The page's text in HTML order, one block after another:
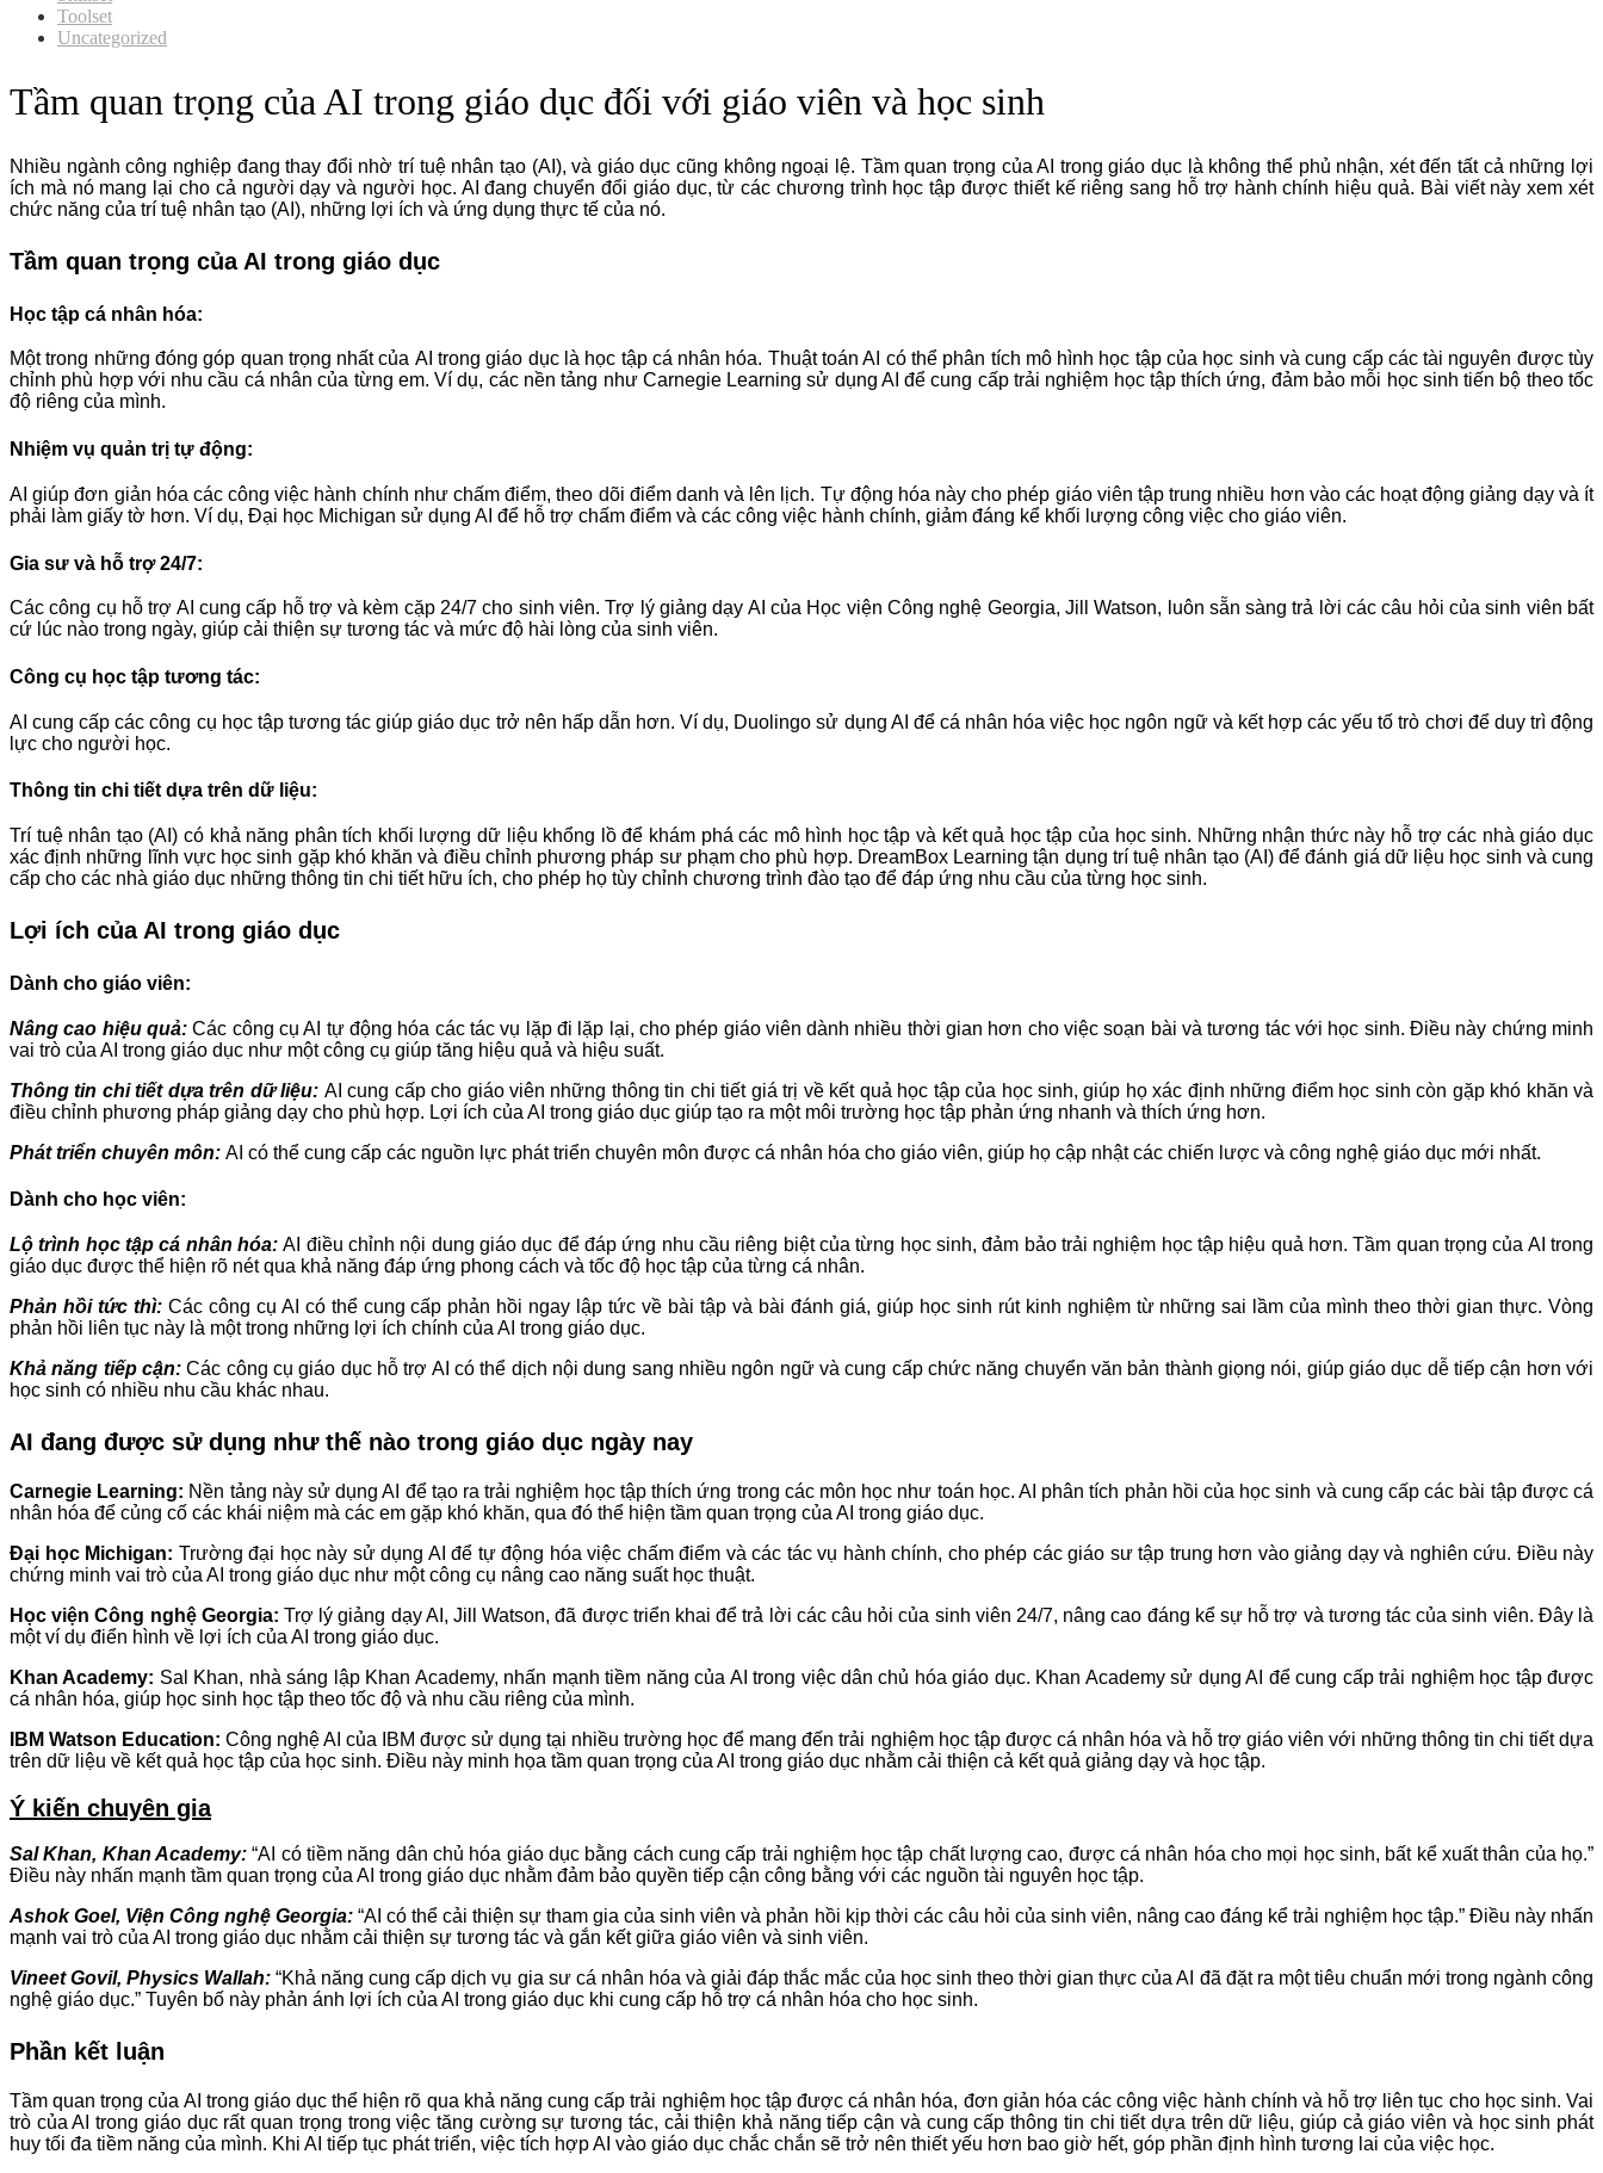
Toolset
Uncategorized
Tầm quan trọng của AI trong giáo dục đối với giáo viên và học sinh
Nhiều ngành công nghiệp đang thay đổi nhờ trí tuệ nhân tạo (AI), và giáo dục cũng không ngoại lệ. Tầm quan trọng của AI trong giáo dục là không thể phủ nhận, xét đến tất cả những lợi
ích mà nó mang lại cho cả người dạy và người học. AI đang chuyển đổi giáo dục, từ các chương trình học tập được thiết kế riêng sang hỗ trợ hành chính hiệu quả. Bài viết này xem xét
chức năng của trí tuệ nhân tạo (AI), những lợi ích và ứng dụng thực tế của nó.
Tầm quan trọng của AI trong giáo dục
Học tập cá nhân hóa:
Một trong những đóng góp quan trọng nhất của AI trong giáo dụclà học tập cá nhân hóa. Thuật toán AI có thể phân tích mô hình học tập của học sinh và cung cấp các tài nguyên được tùy
chỉnh phù hợp với nhu cầu cá nhân của từng em. Ví dụ, các nền tảng như Carnegie Learning sử dụng AI để cung cấp trải nghiệm học tập thích ứng, đảm bảo mỗi học sinh tiến bộ theo tốc
độ riêng của mình.
Nhiệm vụ quản trị tự động:
AI giúp đơn giản hóa các công việc hành chính như chấm điểm, theo dõi điểm danh và lên lịch. Tự động hóa này cho phép giáo viên tập trung nhiều hơn vào các hoạt động giảng dạy và ít
phải làm giấy tờ hơn. Ví dụ, Đại học Michigan sử dụng AI để hỗ trợ chấm điểm và các công việc hành chính, giảm đáng kể khối lượng công việc cho giáo viên.
Gia sư và hỗ trợ 24/7:
Các công cụ hỗ trợ AI cung cấp hỗ trợ và kèm cặp 24/7 cho sinh viên. Trợ lý giảng dạy AI của Học viện Công nghệ Georgia, Jill Watson, luôn sẵn sàng trả lời các câu hỏi của sinh viên bất
cứ lúc nào trong ngày, giúp cải thiện sự tương tác và mức độ hài lòng của sinh viên.
Công cụ học tập tương tác:
AI cung cấp các công cụ học tập tương tác giúp giáo dục trở nên hấp dẫn hơn. Ví dụ, Duolingo sử dụng AI để cá nhân hóa việc học ngôn ngữ và kết hợp các yếu tố trò chơi để duy trì động
lực cho người học.
Thông tin chi tiết dựa trên dữ liệu:
Trí tuệ nhân tạo (AI) có khả năng phân tích khối lượng dữ liệu khổng lồ để khám phá các mô hình học tập và kết quả học tập của học sinh. Những nhận thức này hỗ trợ các nhà giáo dục
xác định những lĩnh vực học sinh gặp khó khăn và điều chỉnh phương pháp sư phạm cho phù hợp. DreamBox Learning tận dụng trí tuệ nhân tạo (AI) để đánh giá dữ liệu học sinh và cung
cấp cho các nhà giáo dục những thông tin chi tiết hữu ích, cho phép họ tùy chỉnh chương trình đào tạo để đáp ứng nhu cầu của từng học sinh.
Lợi ích của AI trong giáo dục
Dành cho giáo viên:
Nâng cao hiệu quả:Các công cụ AI tự động hóa các tác vụ lặp đi lặp lại, cho phép giáo viên dành nhiều thời gian hơn cho việc soạn bài và tương tác với học sinh. Điều này chứng minh
vai trò của AI trong giáo dục như một công cụ giúp tăng hiệu quả và hiệu suất.
Thông tin chi tiết dựa trên dữ liệu: AI cung cấp cho giáo viên những thông tin chi tiết giá trị về kết quả học tập của học sinh, giúp họ xác định những điểm học sinh còn gặp khó khăn và
điều chỉnh phương pháp giảng dạy cho phù hợp. Lợi ích của AI trong giáo dục giúp tạo ra một môi trường học tập phản ứng nhanh và thích ứng hơn.
Phát triển chuyên môn: AI có thể cung cấp các nguồn lực phát triển chuyên môn được cá nhân hóa cho giáo viên, giúp họ cập nhật các chiến lược và công nghệ giáo dục mới nhất.
Dành cho học viên:
Lộ trình học tập cá nhân hóa: AI điều chỉnh nội dung giáo dục để đáp ứng nhu cầu riêng biệt của từng học sinh, đảm bảo trải nghiệm học tập hiệu quả hơn. Tầm quan trọng của AI trong
giáo dục được thể hiện rõ nét qua khả năng đáp ứng phong cách và tốc độ học tập của từng cá nhân.
Phản hồi tức thì:Các công cụ AI có thể cung cấp phản hồi ngay lập tức về bài tập và bài đánh giá, giúp học sinh rút kinh nghiệm từ những sai lầm của mình theo thời gian thực. Vòng
phản hồi liên tục này là một trong những lợi ích chính của AI trong giáo dục.
Khả năng tiếp cận: Các công cụ giáo dục hỗ trợ AI có thể dịch nội dung sang nhiều ngôn ngữ và cung cấp chức năng chuyển văn bản thành giọng nói, giúp giáo dục dễ tiếp cận hơn với
học sinh có nhiều nhu cầu khác nhau.
AI đang được sử dụng như thế nào trong giáo dục ngày nay
Carnegie Learning: Nền tảng này sử dụng AI để tạo ra trải nghiệm học tập thích ứng trong các môn học như toán học. AI phân tích phản hồi của học sinh và cung cấp các bài tập được cá
nhân hóa để củng cố các khái niệm mà các em gặp khó khăn, qua đó thể hiện tầm quan trọng của AI trong giáo dục.
Đại học Michigan: Trường đại học này sử dụng AI để tự động hóa việc chấm điểm và các tác vụ hành chính, cho phép các giáo sư tập trung hơn vào giảng dạy và nghiên cứu. Điều này
chứng minh vai trò của AI trong giáo dục như một công cụ nâng cao năng suất học thuật.
Học viện Công nghệ Georgia: Trợ lý giảng dạy AI, Jill Watson, đã được triển khai để trả lời các câu hỏi của sinh viên 24/7, nâng cao đáng kể sự hỗ trợ và tương tác của sinh viên. Đây là
một ví dụ điển hình về lợi ích của AI trong giáo dục.
Khan Academy: Sal Khan, nhà sáng lập Khan Academy, nhấn mạnh tiềm năng của AI trong việc dân chủ hóa giáo dục. Khan Academy sử dụng AI để cung cấp trải nghiệm học tập được
cá nhân hóa, giúp học sinh học tập theo tốc độ và nhu cầu riêng của mình.
IBM Watson Education: Công nghệ AI của IBM được sử dụng tại nhiều trường học để mang đến trải nghiệm học tập được cá nhân hóa và hỗ trợ giáo viên với những thông tin chi tiết dựa
trên dữ liệu về kết quả học tập của học sinh. Điều này minh họa tầm quan trọng của AI trong giáo dục nhằm cải thiện cả kết quả giảng dạy và học tập.
Ý kiến ​​chuyên gia
Sal Khan, Khan Academy:“AI có tiềm năng dân chủ hóa giáo dục bằng cách cung cấp trải nghiệm học tập chất lượng cao, được cá nhân hóa cho mọi học sinh, bất kể xuất thân của họ.”
Điều này nhấn mạnh tầm quan trọng của AI trong giáo dục nhằm đảm bảo quyền tiếp cận công bằng với các nguồn tài nguyên học tập.
Ashok Goel, Viện Công nghệ Georgia: “AI có thể cải thiện sự tham gia của sinh viên và phản hồi kịp thời các câu hỏi của sinh viên, nâng cao đáng kể trải nghiệm học tập.” Điều này nhấn
mạnh vai trò của AI trong giáo dục nhằm cải thiện sự tương tác và gắn kết giữa giáo viên và sinh viên.
Vineet Govil, Physics Wallah: “Khả năng cung cấp dịch vụ gia sư cá nhân hóa và giải đáp thắc mắc của học sinh theo thời gian thực của AI đã đặt ra một tiêu chuẩn mới trong ngành công
nghệ giáo dục.” Tuyên bố này phản ánh lợi ích của AI trong giáo dục khi cung cấp hỗ trợ cá nhân hóa cho học sinh.
Phần kết luận
Tầm quan trọng của AI trong giáo dục thể hiện rõ qua khả năng cung cấp trải nghiệm học tập được cá nhân hóa, đơn giản hóa các công việc hành chính và hỗ trợ liên tục cho học sinh. Vai
trò của AI trong giáo dục rất quan trọng trong việc tăng cường sự tương tác, cải thiện khả năng tiếp cận và cung cấp thông tin chi tiết dựa trên dữ liệu, giúp cả giáo viên và học sinh phát
huy tối đa tiềm năng của mình. Khi AI tiếp tục phát triển, việc tích hợp AI vào giáo dục chắc chắn sẽ trở nên thiết yếu hơn bao giờ hết, góp phần định hình tương lai của việc học.